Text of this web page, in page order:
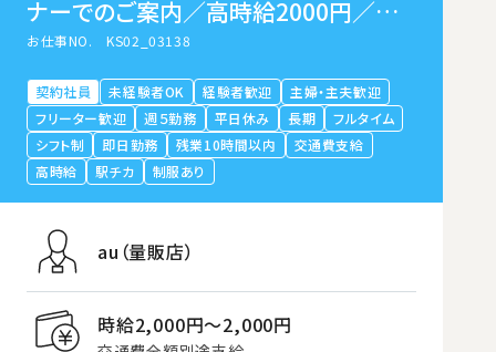
ナーでのご案内／高時給2000円／天
王寺駅前
お仕事NO.KS02_03138
契約社員 未経験者OK 経験者歓迎
主婦・主夫歓迎
フリーター歓迎
週５勤務 平日休み 長期
フルタイム
シフト制
即日勤務 残業10時間以内
交通費支給
高時給
駅チカ 制服あり
au（量販店）
時給2,000円〜2,000円